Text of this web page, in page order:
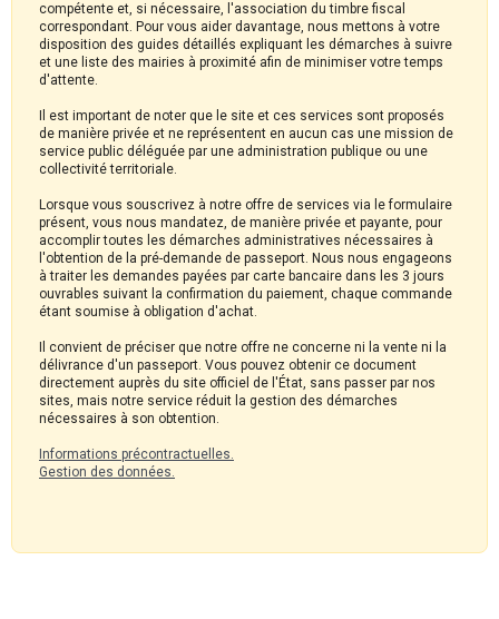
compétente et, si nécessaire, l'association du timbre fiscal
correspondant. Pour vous aider davantage, nous mettons à votre
disposition des guides détaillés expliquant les démarches à suivre
et une liste des mairies à proximité afin de minimiser votre temps
d'attente.
Il est important de noter que le site et ces services sont proposés
de manière privée et ne représentent en aucun cas une mission de
service public déléguée par une administration publique ou une
collectivité territoriale.
Lorsque vous souscrivez à notre offre de services via le formulaire
présent, vous nous mandatez, de manière privée et payante, pour
accomplir toutes les démarches administratives nécessaires à
l'obtention de la pré-demande de passeport. Nous nous engageons
à traiter les demandes payées par carte bancaire dans les 3 jours
ouvrables suivant la confirmation du paiement, chaque commande
étant soumise à obligation d'achat.
Il convient de préciser que notre offre ne concerne ni la vente ni la
délivrance d'un passeport. Vous pouvez obtenir ce document
directement auprès du site officiel de l'État, sans passer par nos
sites, mais notre service réduit la gestion des démarches
nécessaires à son obtention.
Informations précontractuelles.
Gestion des données.